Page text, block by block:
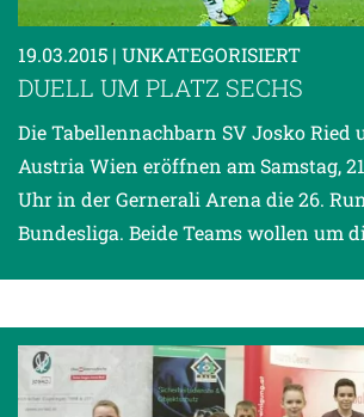
19.03.2015 | UNKATEGORISIERT
DUELL UM PLATZ SECHS
Die Tabellennachbarn SV Josko Ried
Austria Wien eröffnen am Samstag,
Uhr in der Gernerali Arena die 26.
Bundesliga. Beide Teams wollen um